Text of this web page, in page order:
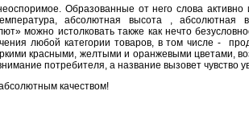
Образованные от него слова активно
абсолютная высота , абсолютная
можно истолковать также как нечто
любой категории товаров, в том числе -
красными, желтыми и оранжевыми цветами,
потребителя, а название вызовет чувство
качеством!